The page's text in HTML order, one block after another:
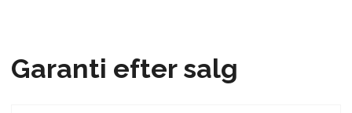
Garanti efter salg